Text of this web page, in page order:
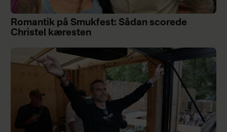
Romantik på Smukfest: Sådan scorede
Christel kæresten